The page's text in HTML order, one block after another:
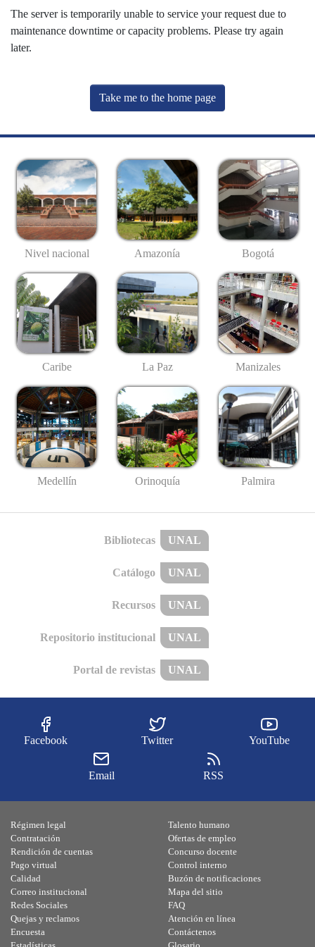
The server is temporarily unable to service your request due to
maintenance downtime or capacity problems. Please try again
later.
Take me to the home page
Nivel nacional Amazonía Bogotá
Caribe La Paz Manizales
Medellín Orinoquía Palmira
Bibliotecas UNAL
Catálogo UNAL
Recursos UNAL
Repositorio institucional UNAL
Portal de revistas UNAL
Facebook Twitter YouTube
Email RSS
Régimen legal
Contratación
Rendición de cuentas
Pago virtual
Calidad
Talento humano
Ofertas de empleo
Concurso docente
Control interno
Buzón de notificaciones
Correo institucional
Redes Sociales
Quejas y reclamos
Encuesta
Mapa del sitio
FAQ
Atención en línea
Contáctenos